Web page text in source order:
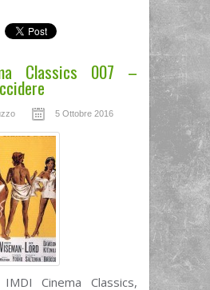
Classics 007 –
5 Ottobre 2016
Cinema Classics,